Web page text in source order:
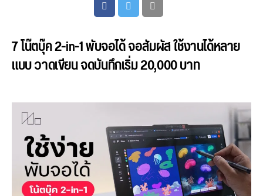
7 โน๊ตบุ๊ค 2-in-1 พับจอได้ จอสัมผัส ใช้งานได้หลาย
แบบ วาดเขียน จดบันทึกเริ่ม 20,000 บาท